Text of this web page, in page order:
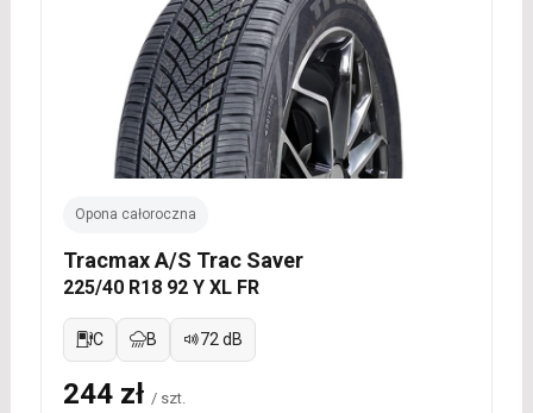
Opona całoroczna
Tracmax A/S Trac Saver
225/40 R18 92 Y XL FR
C B 72 dB
244 zł / szt.